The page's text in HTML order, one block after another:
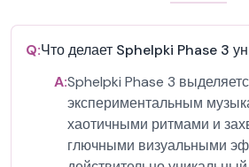
Q:Что делает Sphelpki Phase 3
A:Sphelpki Phase 3
экспериментальным
хаотичными ритмами и
глючными визуальными